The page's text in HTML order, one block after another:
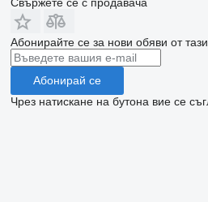
Абонирайте се за нови обяви от
Абонирай се
Чрез натискане на бутона вие се